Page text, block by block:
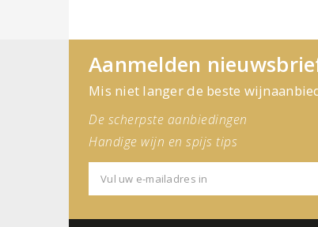
Aanmelden
Mis niet langer de beste
De scherpste aanbiedingen
Handige wijn en spijs tips